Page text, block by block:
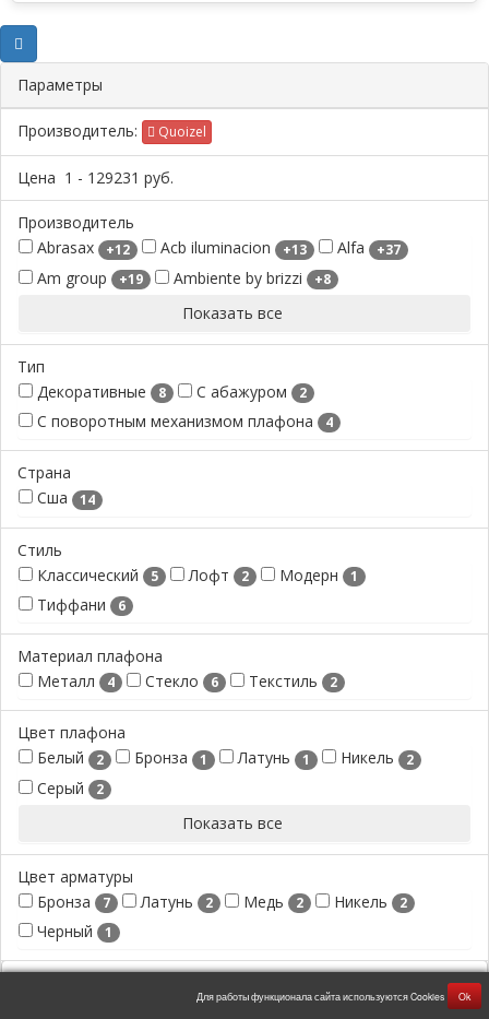
Параметры
Производитель: Quoizel
Цена 1 - 129231 руб.
Производитель
Abrasax
+12 Acb iluminacion +13 Alfa +37
Am group +19 Ambiente by brizzi +8
Показать все
Тип
Декоративные
8 С абажуром 2
С поворотным механизмом плафона 4
Страна
Сша
14
Стиль
Классический
5 Лофт 2 Модерн 1
Тиффани 6
Материал плафона
Металл
4 Стекло 6 Текстиль 2
Цвет плафона
Белый
2 Бронза 1 Латунь 1 Никель 2
Серый 2
Показать все
Цвет арматуры
Бронза
7 Латунь 2 Медь 2 Никель 2
Черный 1
Для работы функционала сайта используются Cookies Ok